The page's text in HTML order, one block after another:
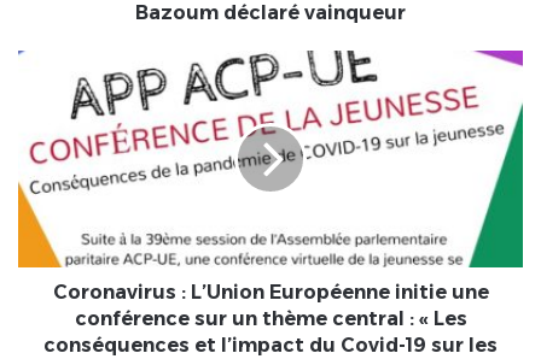
Bazoum déclaré vainqueur
Européenne
initie
une
conférence
un
thèmeCoronavirus : L’Union Européenne initie une
conférence sur un thème central : « Les
conséquences et l’impact du Covid-19 sur les